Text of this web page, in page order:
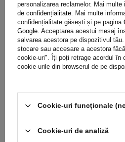
Forța de tensiune este de 300
banda apasă sarcina cu o forță
împiedicând-o să se miște în
este un parametru cheie al unei
determinând forța de strângere
tensiunea standard a benzii
important atunci când se
deoareceoferă informații despre
sarcina la locul eiatunci când se
standard a benzii, ceea ce crește
personalizarea reclamelor. Mai
de confidențialitate. Mai multe
confidențialitate găsești și pe pagina
Google. Acceptarea acestui mesaj
salvarea acestora pe dispozitivul
stocare sau accesare a acestora
cookie-uri". Îți poți retrage acordul în
cookie-urile din browserul de pe
Cookie-uri funcționale
Cookie-uri de analiză